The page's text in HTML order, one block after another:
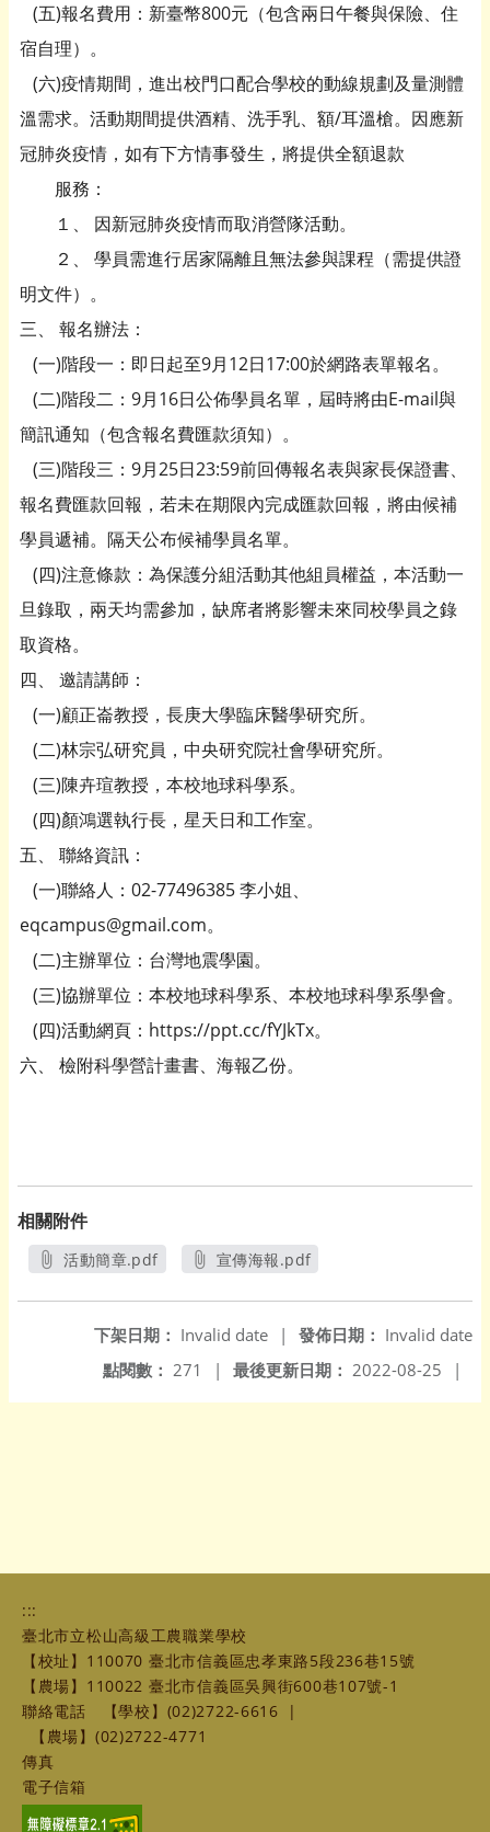
(五)報名費用：新臺幣800元（包含兩日午餐與保險、住
宿自理）。
(六)疫情期間，進出校門口配合學校的動線規劃及量測體
溫需求。活動期間提供酒精、洗手乳、額/耳溫槍。因應新
冠肺炎疫情，如有下方情事發生，將提供全額退款
服務：
１、 因新冠肺炎疫情而取消營隊活動。
２、 學員需進行居家隔離且無法參與課程（需提供證
明文件）。
三、 報名辦法：
(一)階段一：即日起至9月12日17:00於網路表單報名。
(二)階段二：9月16日公佈學員名單，屆時將由E-mail與
簡訊通知（包含報名費匯款須知）。
(三)階段三：9月25日23:59前回傳報名表與家長保證書、
報名費匯款回報，若未在期限內完成匯款回報，將由候補
學員遞補。隔天公布候補學員名單。
(四)注意條款：為保護分組活動其他組員權益，本活動一
旦錄取，兩天均需參加，缺席者將影響未來同校學員之錄
取資格。
四、 邀請講師：
(一)顧正崙教授，長庚大學臨床醫學研究所。
(二)林宗弘研究員，中央研究院社會學研究所。
(三)陳卉瑄教授，本校地球科學系。
(四)顏鴻選執行長，星天日和工作室。
五、 聯絡資訊：
(一)聯絡人：02-77496385 李小姐、
eqcampus@gmail.com。
(二)主辦單位：台灣地震學園。
(三)協辦單位：本校地球科學系、本校地球科學系學會。
(四)活動網頁：https://ppt.cc/fYJkTx。
六、 檢附科學營計畫書、海報乙份。
相關附件
活動簡章.pdf
宣傳海報.pdf
發佈日期： Invalid date
下架日期： Invalid date
|
最後更新日期： 2022-08-25 |
點閱數： 271 |
:::
臺北市立松山高級工農職業學校
【校址】110070 臺北市信義區忠孝東路5段236巷15號
【農場】110022 臺北市信義區吳興街600巷107號-1
聯絡電話
【學校】(02)2722-6616
|
【農場】(02)2722-4771
傳真
電子信箱